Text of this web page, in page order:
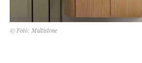
© Fotó: Multistone